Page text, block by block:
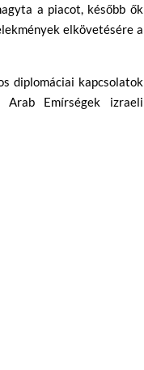
a piacot, később ők
elkövetésére a
diplomáciai kapcsolatok
Arab Emírségek izraeli